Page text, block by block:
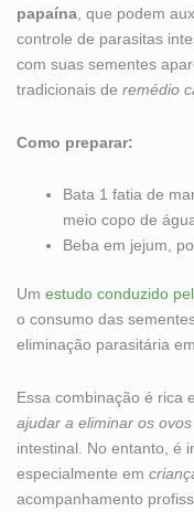
papaína , que podem
controle de parasitas
com suas sementes
tradicionais de remédio
Como preparar:
Bata 1 fatia de
meio copo de
Beba em jejum,
Um estudo conduzido
o consumo das
eliminação parasitária
Essa combinação é rica
ajudar a eliminar os
intestinal. No entanto, é
especialmente em
acompanhamento